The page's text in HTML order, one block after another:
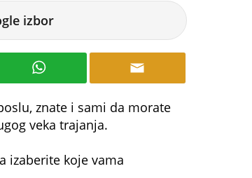
izbor
znate i sami da morate
veka trajanja.
izaberite koje vama